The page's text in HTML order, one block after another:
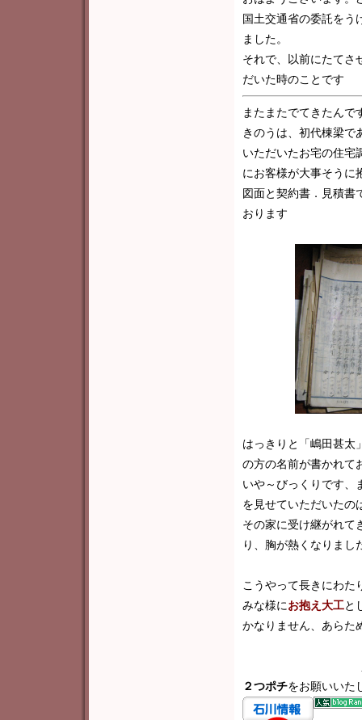
国土交通省の委託をう
ました。
それで、以前にたてさ
だいた時のことです
またまたでてきたんで
きのうは、初代棟梁で
いただいたお宅の住宅
にお客様が大事そうに
図面と契約書．見積書
おります
はっきりと「嶋田甚太
の方の名前が書かれて
いや～びっくりです、
を見せていただいたの
その家に受け継がれて
り、胸が熱くなりまし
こうやって長きにわた
みな様にお抱え大工と
かなりません、あら
２つポチをお願いいた